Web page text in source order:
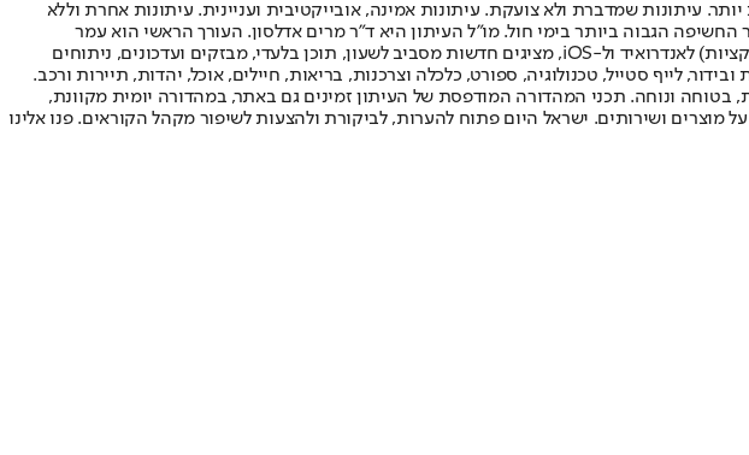
עיתונות שמדברת ולא צועקת. עיתונות אמינה, אובייקטיבית ועניינית. עיתונות אחרת וללא
הפך "ישראל היום" לעיתון הישראלי בעל שיעור החשיפה הגבוה ביותר בימי חול. מו"ל העיתון היא ד"ר מרים אדלסון. העורך הראשי הוא עמר
לחמנוביץ, והעורך המייסד הוא עמוס רגב. אתרי האינטרנט של "ישראל היום" בעברית ובאנגלית, כמו כן היישומונים (אפליקציות) לאנדרואיד ול-iOS, מציגים חדשות מסביב לשעון, תוכן בלעדי, מבזקים ועדכונים, ניתוחים
לייף סטייל, טכנולוגיה, ספורט, כלכלה וצרכנות, בריאות, חיילים, אוכל, יהדות, תיירות ורכב.
בטוחה ונוחה. תכני המהדורה המודפסת של העיתון זמינים גם באתר, במהדורה יומית מקוונת,
ושירותים. ישראל היום פתוח להערות, לביקורת ולהצעות לשיפור מקהל הקוראים. פנו אלינו